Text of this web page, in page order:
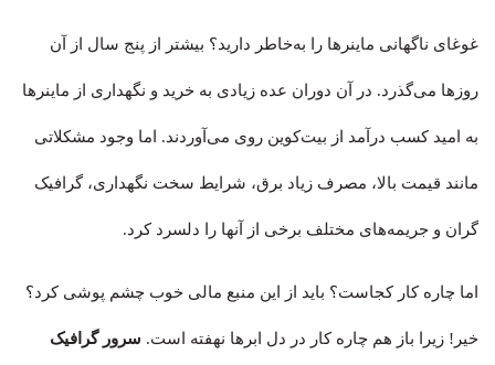
غوغای ناگهانی ماینرها را به‌خاطر دارید؟ بیشتر از پنج سال از آن
روزها می‌گذرد. در آن دوران عده زیادی به خرید و نگهداری از ماینرها
به امید کسب درآمد از بیت‌کوین روی می‌آوردند. اما وجود مشکلاتی
مانند قیمت بالا، مصرف زیاد برق، شرایط سخت نگهداری، گرافیک
گران و جریمه‌های مختلف برخی از آنها را دلسرد کرد.
اما چاره کار کجاست؟ باید از این منبع مالی خوب چشم‌ پوشی کرد؟
خیر! زیرا باز هم چاره کار در دل ابرها نهفته است. سرور گرافیک